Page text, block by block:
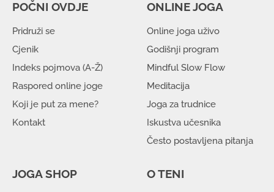
POČNI OVDJE
Pridruži se
Cjenik
Indeks pojmova (A-Ž)
Raspored online joge
Koji je put za mene?
Kontakt
ONLINE JOGA
Online joga uživo
Godišnji program
Mindful Slow Flow
Meditacija
Joga za trudnice
Iskustva učesnika
Često postavljena pitanja
JOGA SHOP O TENI